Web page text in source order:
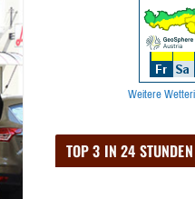
Weitere
TOP 3 IN 24 STUNDEN